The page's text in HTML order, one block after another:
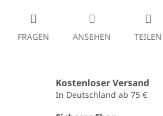
FRAGEN ANSEHEN TEILEN
Kostenloser Versand
In Deutschland ab 75 €